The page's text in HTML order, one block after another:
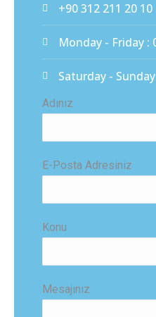
+90 312 211 20 10
Monday - Friday :
Saturday -
Adınız
E-Posta Adresiniz
Konu
Mesajınız